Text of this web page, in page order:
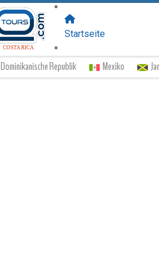
Dominikanische Republik Mexiko
COSTA RICA
Startseite